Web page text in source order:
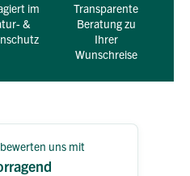
&
transparente
Beratung zu
Ihrer
Wunschreise
uns mit